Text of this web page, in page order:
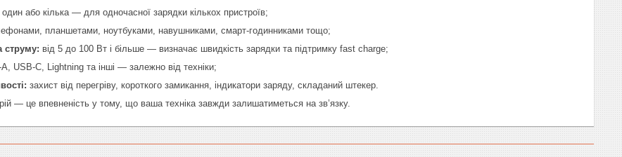
один або кілька — для одночасної зарядки кількох пристроїв;
планшетами, ноутбуками, навушниками, смарт-годинниками тощо;
струму: від 5 до 100 Вт і більше — визначає швидкість зарядки та підтримку fast charge;
USB-C, Lightning та інші — залежно від техніки;
захист від перегріву, короткого замикання, індикатори заряду, складаний штекер.
— це впевненість у тому, що ваша техніка завжди залишатиметься на зв’язку.